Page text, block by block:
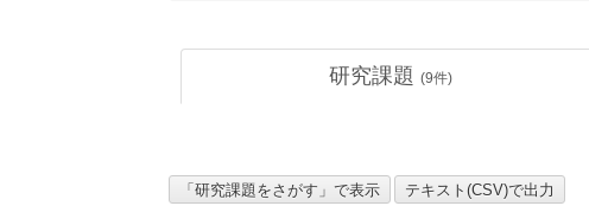
研究課題 (9件)